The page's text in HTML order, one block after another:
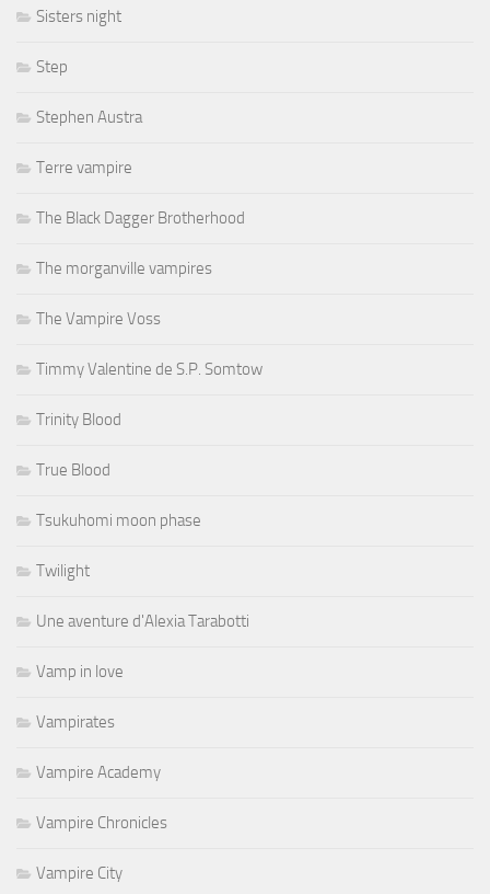
Sisters night
Step
Stephen Austra
Terre vampire
The Black Dagger Brotherhood
The morganville vampires
The Vampire Voss
Timmy Valentine de S.P. Somtow
Trinity Blood
True Blood
Tsukuhomi moon phase
Twilight
Une aventure d'Alexia Tarabotti
Vamp in love
Vampirates
Vampire Academy
Vampire Chronicles
Vampire City